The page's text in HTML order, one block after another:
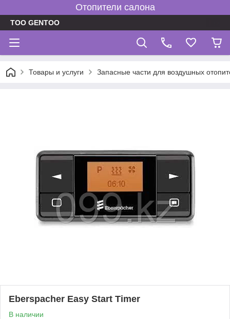
Отопители салона
TOO GENTOO
Товары и услуги Запасные части для воздушных
Eberspacher Easy Start Timer
В наличии